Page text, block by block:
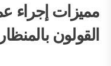
مميزات إجراء
القولون بالمنظار